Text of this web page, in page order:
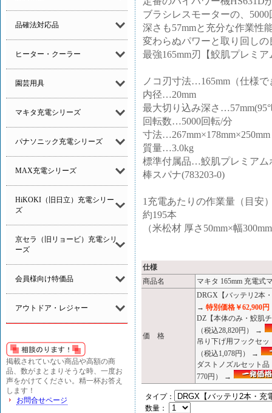
品確法対応品
ヒーター・クーラー
園芸用具
マキタ充電シリーズ
パナソニック充電シリーズ
MAX充電シリーズ
HiKOKI（旧日立）充電シリー
ズ
京セラ（旧リョービ）充電シリ
ーズ
会員様向け特価品
アウトドア・レジャー
掲載されていない商品や高額の商
品、数がまとまりそうな時、一度お
声をかけてください。精一杯お答え
します！
お問合せページ
ブラシレスモーターの、
深さも57mmと充分な作業性
変わらぬパワーと取り回し
最強165mm刃【鮫肌プレミ
ノコ刃寸法…165mm（仕様で
内径…20mm
最大切り込み深さ…57mm(95°
回転数…5000回転/分
寸法…267mm×178mm×250mm
質量…3.0kg
標準付属品…鮫肌プレミアム
棒スパナ(783203-0)
1充電あたりの作業量（目安
約195本
（米松材 厚さ50mm×幅
仕様
商品名
マキタ 165mm 充電式
価 格
DRGX【バッテリ2本
→ 特別価格￥62,900円
DZ【本体のみ・鮫肌
（税込28,820円） →
吊り下げ用フックセッ
（税込1,078円） →
ダストノズルセット品
770円） →
タイプ：
数量：